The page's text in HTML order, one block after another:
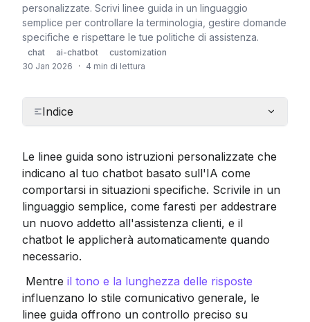
personalizzate. Scrivi linee guida in un linguaggio
semplice per controllare la terminologia, gestire domande
specifiche e rispettare le tue politiche di assistenza.
chat ai-chatbot
customization
30 Jan 2026
· 4 min di lettura
Indice
Le linee guida sono istruzioni personalizzate che
indicano al tuo chatbot basato sull'IA come
comportarsi in situazioni specifiche. Scrivile in un
linguaggio semplice, come faresti per addestrare
un nuovo addetto all'assistenza clienti, e il
chatbot le applicherà automaticamente quando
Mentre il tono e la lunghezza delle risposte
influenzano lo stile comunicativo generale, le
linee guida offrono un controllo preciso su